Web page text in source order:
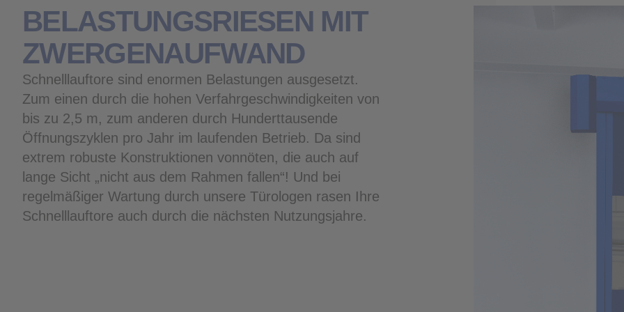
BELASTUNGSRIESEN MIT
ZWERGENAUFWAND
Schnelllauftore sind enormen Belastungen ausgesetzt.
Zum einen durch die hohen Verfahrgeschwindigkeiten von
bis zu 2,5 m, zum anderen durch Hunderttausende
Öffnungszyklen pro Jahr im laufenden Betrieb. Da sind
extrem robuste Konstruktionen vonnöten, die auch auf
lange Sicht „nicht aus dem Rahmen fallen“! Und bei
regelmäßiger Wartung durch unsere Türologen rasen Ihre
Schnelllauftore auch durch die nächsten Nutzungsjahre.